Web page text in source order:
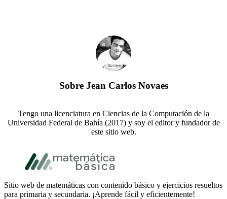
Sobre Jean Carlos Novaes
Tengo una licenciatura en Ciencias de la Computación de la
Universidad Federal de Bahía (2017) y soy el editor y fundador de
este sitio web.
Footer
Sitio web de matemáticas con contenido básico y ejercicios resueltos
para primaria y secundaria. ¡Aprende fácil y eficientemente!